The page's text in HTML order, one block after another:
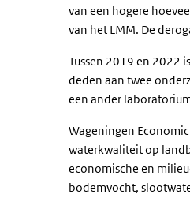
van een hogere
van het LMM. De
Tussen 2019 en 2022
deden aan twee
een ander
Wageningen
waterkwaliteit op
economische en
bodemvocht,